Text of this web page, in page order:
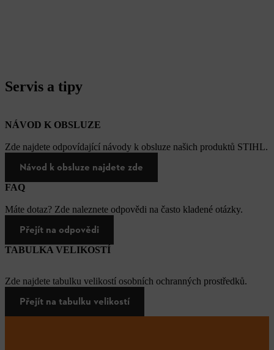
Servis a tipy
NÁVOD K OBSLUZE
Zde najdete odpovídající návody k obsluze našich produktů STIHL.
Návod k obsluze najdete zde
FAQ
Máte dotaz? Zde naleznete odpovědi na často kladené otázky.
Přejít na odpovědi
TABULKA VELIKOSTÍ
Zde najdete tabulku velikostí osobních ochranných prostředků.
Přejít na tabulku velikostí